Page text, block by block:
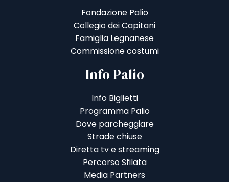
Fondazione Palio
Collegio dei Capitani
Famiglia Legnanese
Commissione costumi
Info Palio
Info Biglietti
Programma Palio
Dove parcheggiare
Strade chiuse
Diretta tv e streaming
Percorso Sfilata
Media Partners